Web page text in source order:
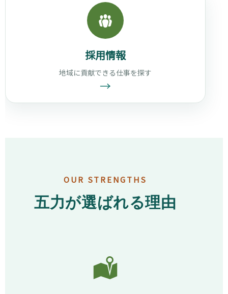
採用情報
地域に貢献できる仕事を探す
→
OUR STRENGTHS
五力が選ばれる理由